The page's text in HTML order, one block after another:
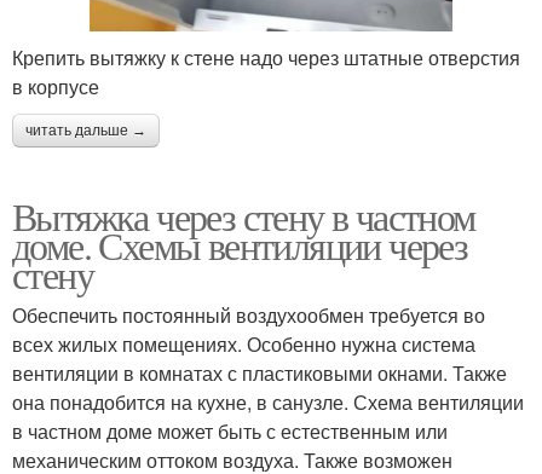
Крепить вытяжку к стене надо через штатные отверстия
в корпусе
читать дальше →
Вытяжка через стену в частном
доме. Схемы вентиляции через
стену
Обеспечить постоянный воздухообмен требуется во
всех жилых помещениях. Особенно нужна система
вентиляции в комнатах с пластиковыми окнами. Также
она понадобится на кухне, в санузле. Схема вентиляции
в частном доме может быть с естественным или
механическим оттоком воздуха. Также возможен